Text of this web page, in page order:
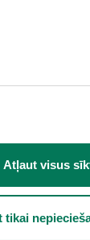
Atļaut visus
tikai
publiskais
Pierakstīties